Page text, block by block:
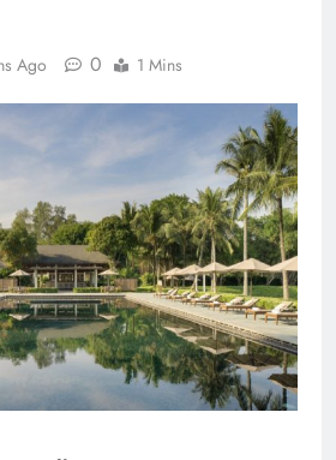
Ago 0 1 Mins